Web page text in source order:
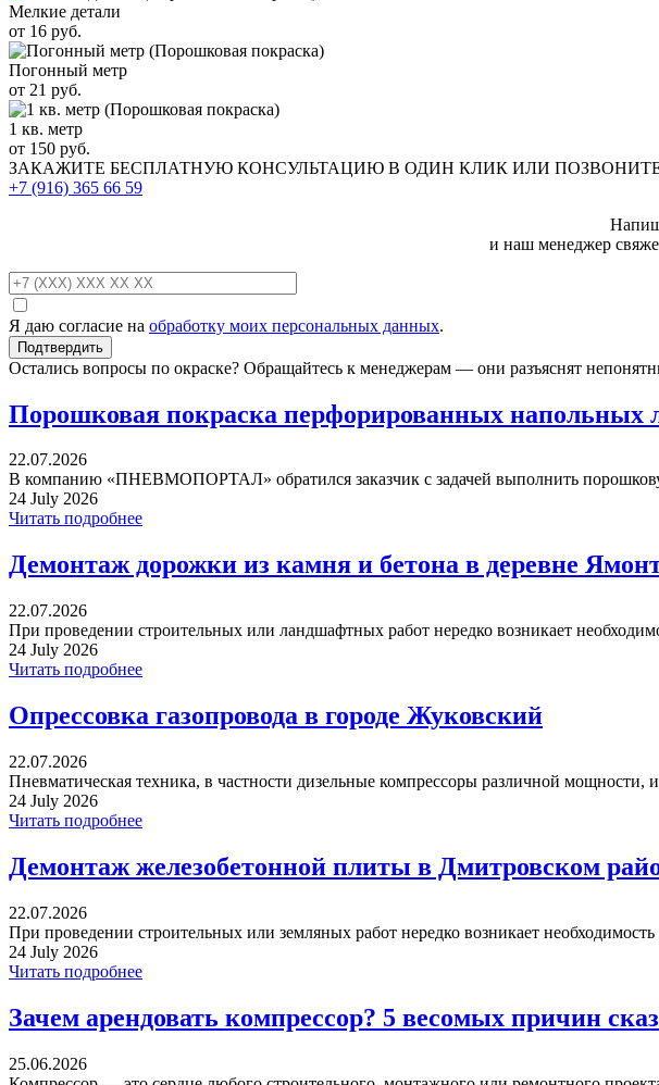
Мелкие детали
от 16 руб.
Погонный метр
от 21 руб.
1 кв. метр
от 150 руб.
ЗАКАЖИТЕ БЕСПЛАТНУЮ КОНСУЛЬТАЦИЮ В ОДИН КЛИК ИЛИ
+7 (916) 365 66 59
и наш менеджер
Я даю согласие на обработку моих персональных данных.
Остались вопросы по окраске? Обращайтесь к менеджерам — они разъяснят
Порошковая покраска перфорированных напольных
22.07.2026
В компанию «ПНЕВМОПОРТАЛ» обратился заказчик с задачей выполнить
24 July 2026
Читать подробнее
Демонтаж дорожки из камня и бетона в деревне
22.07.2026
При проведении строительных или ландшафтных работ нередко возникает
24 July 2026
Читать подробнее
Опрессовка газопровода в городе Жуковский
22.07.2026
Пневматическая техника, в частности дизельные компрессоры различной мощности,
24 July 2026
Читать подробнее
Демонтаж железобетонной плиты в Дмитровском
22.07.2026
При проведении строительных или земляных работ нередко возникает
24 July 2026
Читать подробнее
Зачем арендовать компрессор? 5 весомых причин
25.06.2026